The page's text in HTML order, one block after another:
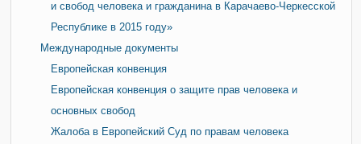
и свобод человека и гражданина в Карачаево-Черкесской
Республике в 2015 году»
Международные документы
Европейская конвенция
Европейская конвенция о защите прав человека и
основных свобод
Жалоба в Европейский Суд по правам человека